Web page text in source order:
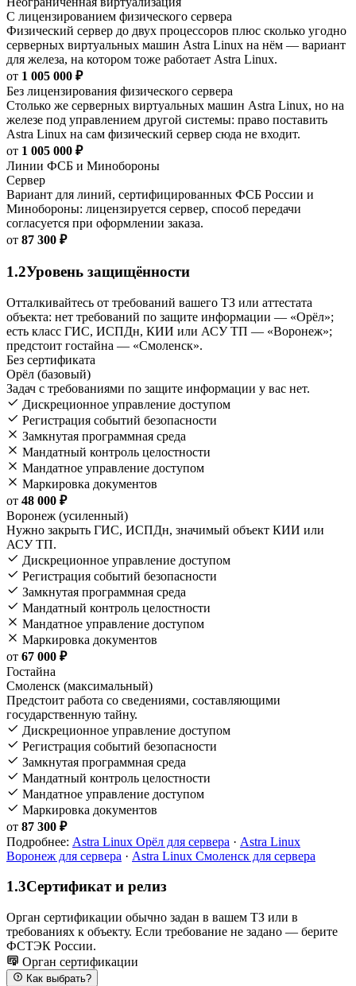
С лицензированием физического сервера
Физический сервер до двух процессоров плюс сколько угодно
серверных виртуальных машин Astra Linux на нём — вариант
для железа, на котором тоже работает Astra Linux.
от 1 005 000 ₽
Без лицензирования физического сервера
Столько же серверных виртуальных машин Astra Linux, но на
железе под управлением другой системы: право поставить
Astra Linux на сам физический сервер сюда не входит.
от 1 005 000 ₽
Линии ФСБ и Минобороны
Сервер
Вариант для линий, сертифицированных ФСБ России и
Минобороны: лицензируется сервер, способ передачи
согласуется при оформлении заказа.
от 87 300 ₽
1.2Уровень защищённости
Отталкивайтесь от требований вашего ТЗ или аттестата
объекта: нет требований по защите информации — «Орёл»;
есть класс ГИС, ИСПДн, КИИ или АСУ ТП — «Воронеж»;
предстоит гостайна — «Смоленск».
Без сертификата
Орёл (базовый)
Задач с требованиями по защите информации у вас нет.
Дискреционное управление доступом
Регистрация событий безопасности
Замкнутая программная среда
Мандатный контроль целостности
Мандатное управление доступом
Маркировка документов
от 48 000 ₽
Воронеж (усиленный)
Нужно закрыть ГИС, ИСПДн, значимый объект КИИ или
АСУ ТП.
Дискреционное управление доступом
Регистрация событий безопасности
Замкнутая программная среда
Мандатный контроль целостности
Мандатное управление доступом
Маркировка документов
от 67 000 ₽
Гостайна
Смоленск (максимальный)
Предстоит работа со сведениями, составляющими
государственную тайну.
Дискреционное управление доступом
Регистрация событий безопасности
Замкнутая программная среда
Мандатный контроль целостности
Мандатное управление доступом
Маркировка документов
от 87 300 ₽
Подробнее: Astra Linux Орёл для сервера · Astra Linux
Воронеж для сервера · Astra Linux Смоленск для сервера
1.3Сертификат и релиз
Орган сертификации обычно задан в вашем ТЗ или в
требованиях к объекту. Если требование не задано — берите
ФСТЭК России.
Орган сертификации
Как выбрать?